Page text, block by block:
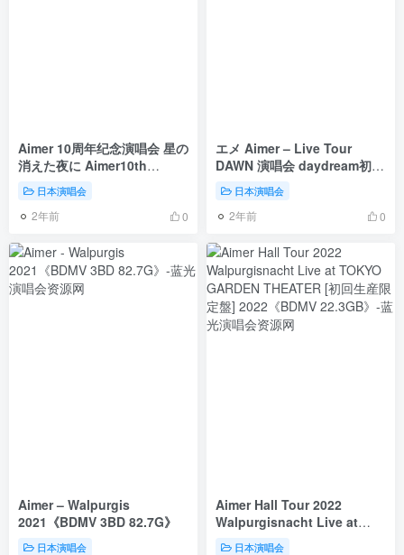
Aimer 10周年纪念演唱会 星の
消えた夜に Aimer10th
Anniversary Live in SSA \”
night world\”《BDMV
43.9G》
日本演唱会
2年前 0
エメ Aimer – Live Tour
DAWN 演唱会 daydream初回
限定盘 2016《BDISO
22.2G》
日本演唱会
2年前 0
Aimer – Walpurgis
2021《BDMV 3BD 82.7G》
日本演唱会
Aimer Hall Tour 2022
Walpurgisnacht Live at
TOKYO GARDEN THEATER
日本演唱会